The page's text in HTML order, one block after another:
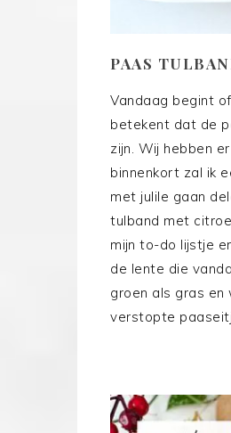
PAAS
Vandaag begint
betekent dat de
zijn. Wij hebben
binnenkort zal ik
met julile gaan
tulband met
mijn to-do lijstje
de lente die
groen als gras
verstopte